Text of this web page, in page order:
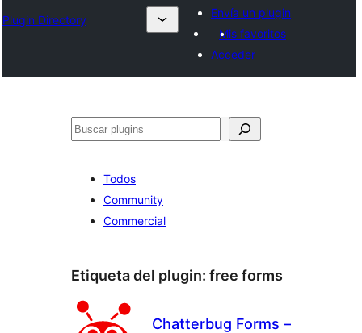
Plugin Directory
Envía un plugin
Mis favoritos
Acceder
Buscar
Todos
Community
Commercial
Etiqueta del plugin: free forms
Chatterbug Forms –